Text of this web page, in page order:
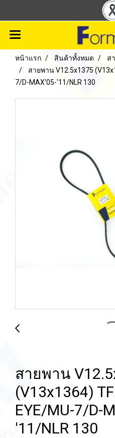
หน้าแรก สินค้าทั้งหมด
ส
สายพาน V12.5x1375
7/D-MAX'05-'11/NLR 130
สายพาน
(V13x1364)
EYE/MU-7/D-
'11/NLR 130